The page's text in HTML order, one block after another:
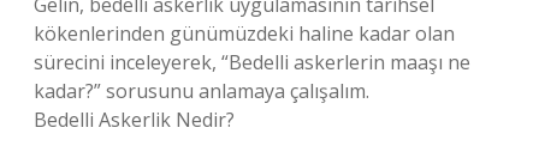
kökenlerinden günümüzdeki haline kadar olan
sürecini inceleyerek, “Bedelli askerlerin maaşı ne
kadar?” sorusunu anlamaya çalışalım.
Bedelli Askerlik Nedir?